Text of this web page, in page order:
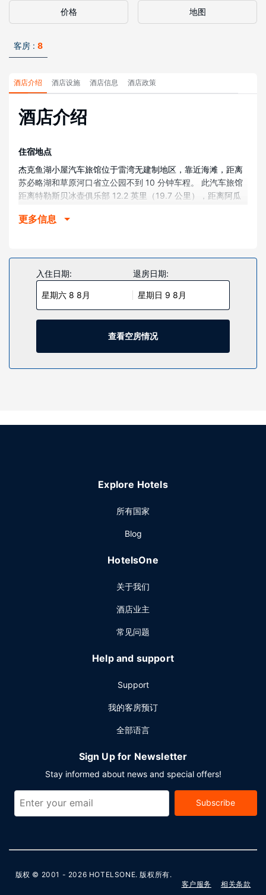
价格 地图
客房 : 8
酒店介绍 酒店设施 酒店信息 酒店政策
酒店介绍
住宿地点
杰克鱼湖小屋汽车旅馆位于雷湾无建制地区，靠近海滩，距离
苏必略湖和草原河口省立公园不到 10 分钟车程。 此汽车旅馆
距离特勒斯贝冰壶俱乐部 12.2 英里（19.7 公里），距离阿瓜
客房
舒适。提供免费无线网络，方便您与朋友保持联系；卫星频道
可满足您的娱乐需求。浴室提供淋浴设施和免费洗浴用品。
您可利用野餐区和烧烤炉等便利服务和设施。
其他设施
前台只在规定时段有服务人员值班。酒店提供免费自助停车。
更多信息
入住日期:
星期六 8 8月
退房日期:
星期日 9 8月
查看空房情况
Explore Hotels
所有国家
Blog
HotelsOne
关于我们
酒店业主
常见问题
Help and support
Support
我的客房预订
全部语言
Sign Up for Newsletter
Stay informed about news and special offers!
Subscribe
版权 © 2001 - 2026 HOTELSONE. 版权所有.
客户服务
相关条款